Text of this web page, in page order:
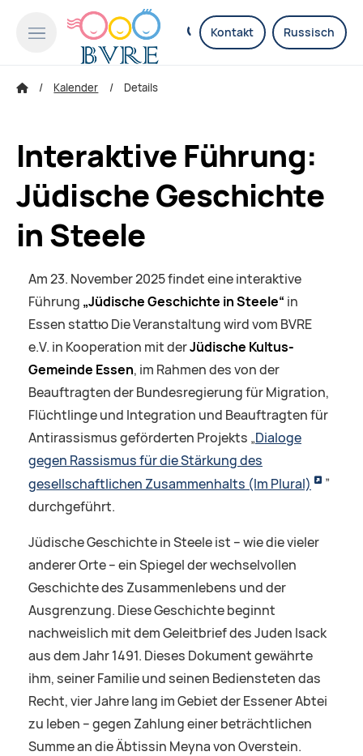
Kontakt Russisch
Kalender Details
Interaktive Führung:
Jüdische Geschichte
in Steele
Am 23. November 2025 findet eine interaktive
Führung „Jüdische Geschichte in Steele“ in
Essen stattю Die Veranstaltung wird vom BVRE
e.V. in Kooperation mit derJüdische Kultus-
Gemeinde Essen, im Rahmen des von der
Beauftragten der Bundesregierung für Migration,
Flüchtlinge und Integration und Beauftragten für
Antirassismus geförderten Projekts „Dialoge
gegen Rassismus für die Stärkung des
gesellschaftlichen Zusammenhalts (Im Plural)
”
durchgeführt.
Jüdische Geschichte in Steele ist – wie die vieler
anderer Orte – ein Spiegel der wechselvollen
Geschichte des Zusammenlebens und der
Ausgrenzung. Diese Geschichte beginnt
nachweislich mit dem Geleitbrief des Juden Isack
aus dem Jahr 1491. Dieses Dokument gewährte
ihm, seiner Familie und seinen Bediensteten das
Recht, vier Jahre lang im Gebiet der Essener Abtei
zu leben – gegen Zahlung einer beträchtlichen
Summe an die Äbtissin Meyna von Overstein.